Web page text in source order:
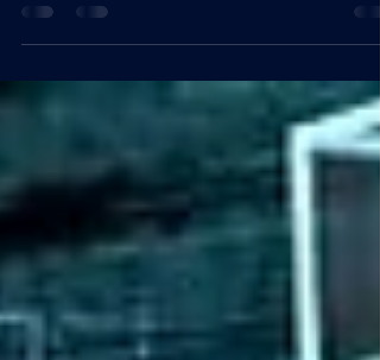
Alex Nascimento, professor da UCLA e autor do
livro "STO Financial Revolution", aborda desde